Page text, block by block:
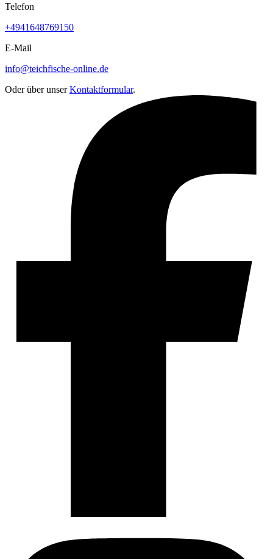
Telefon
+4941648769150
E-Mail
info@teichfische-online.de
Oder über unserKontaktformular.